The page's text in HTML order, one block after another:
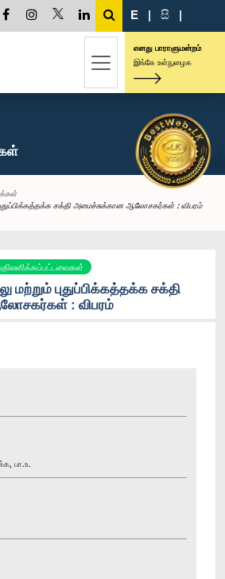
E | සි |
எனது பாராளுமன்றம்
இங்கே உள்நுழைக
சக்தி அமைச்சுக்கான ஆலோசகர்கள் : விபரம்
மற்றும் புதுப்பிக்கத்தக்க சக்தி
: விபரம்
பா.உ.